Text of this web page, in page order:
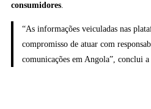
consumidores.
“As informações veiculadas nas
compromisso de atuar com
comunicações em Angola”, conclui a